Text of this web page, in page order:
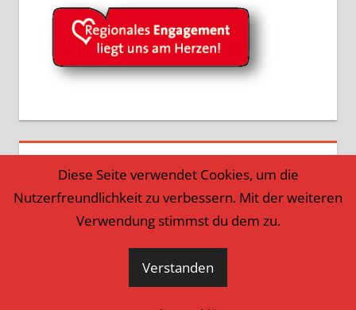
Diese Seite verwendet Cookies, um die
Nutzerfreundlichkeit zu verbessern. Mit der weiteren
Verwendung stimmst du dem zu.
Verstanden